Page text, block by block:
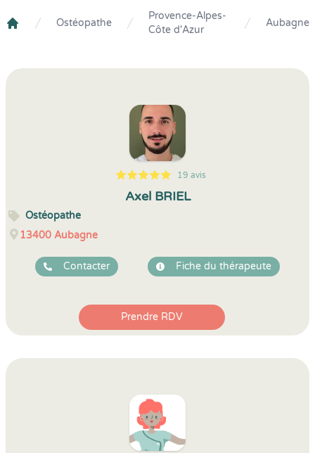
Ostéopathe
Provence-Alpes-
Côte d'Azur
Aubagne
5
1
5
19 19 avis
Axel BRIEL
Ostéopathe
13400 Aubagne
Contacter Fiche du thérapeute
Prendre RDV